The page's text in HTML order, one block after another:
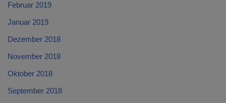
Februar 2019
Januar 2019
Dezember 2018
November 2018
Oktober 2018
September 2018